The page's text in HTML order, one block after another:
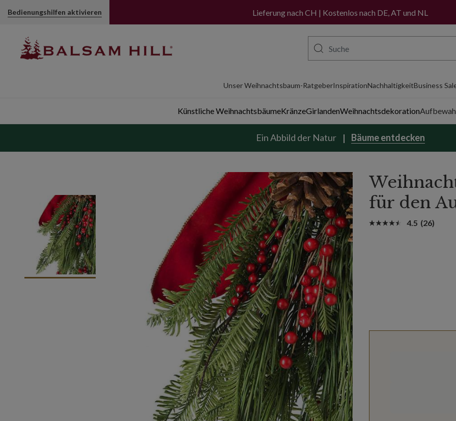
Bedienungshilfen aktivieren
Lieferung nach CH | Kostenlos nach DE, AT und NL
Unser Weihnachtsbaum-RatgeberInspirationNachhaltigkeitBusiness
Künstliche WeihnachtsbäumeKränzeGirlandenWeihnachtsdekoration
Ein Abbild der Natur Bäume entdecken
für den
4.5 (26)